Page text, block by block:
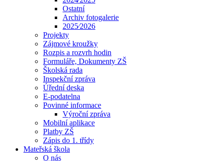
Ostatní
Archiv fotogalerie
2025⁄2026
Projekty
Zájmové kroužky
Rozpis a rozvrh hodin
Formuláře, Dokumenty ZŠ
Školská rada
Inspekční zpráva
Úřední deska
E-podatelna
Povinné informace
Výroční zpráva
Mobilní aplikace
Platby ZŠ
Zápis do 1. třídy
Mateřská škola
O nás